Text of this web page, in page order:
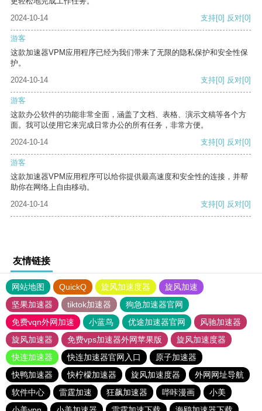
2024-10-14
支持[0] 反对[0]
游客
这款加速器VPM应用程序已经为我们带来了无限的隐私保护和安全性保
护。
2024-10-14
支持[0] 反对[0]
游客
这款办公软件的功能非常全面，涵盖了文档、表格、演示文稿等各个方
面。我可以使用它来完成日常办公的所有任务，非常方便。
2024-10-14
支持[0] 反对[0]
游客
这款加速器VPM应用程序可以给你提供最高速度和安全性的连接，并帮
助你在网络上自由移动。
2024-10-14
支持[0] 反对[0]
友情链接
网站地图 QuickQ 旋风加速度器
旋风加速
坚果加速器
tiktok加速器
狗急加速器官网
免费vqn外网加速
小蓝鸟 优途加速器官网
风驰加速器
旋风加速器
免费vps加速器外网苹果版
旋风加速度器
快连加速器
快连加速器官网入口
原子加速器
快鸭加速器
快柠檬加速器 旋风加速度器
外网网址导航
软件中心
雷霆加速 狂飙加速器 哔咔漫画
小美